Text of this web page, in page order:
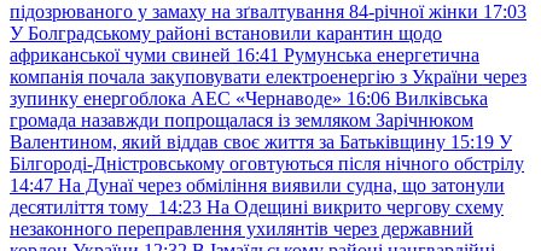
підозрюваного у замаху на зґвалтування 84-річної жінки 17:03
У Болградському районі встановили карантин щодо
африканської чуми свиней 16:41 Румунська енергетична
компанія почала закуповувати електроенергію з України через
зупинку енергоблока АЕС «Чернаводе» 16:06 Вилківська
громада назавжди попрощалася із земляком Зарічнюком
Валентином, який віддав своє життя за Батьківщину 15:19 У
Білгороді-Дністровському оговтуються після нічного обстрілу
14:47 На Дунаї через обміління виявили судна, що затонули
десятиліття тому 14:23 На Одещині викрито чергову схему
незаконного переправлення ухилянтів через державний